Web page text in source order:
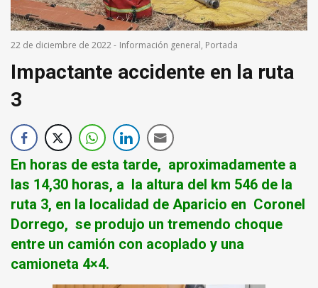
22 de diciembre de 2022- Información general, Portada
Impactante accidente en la ruta
3
En horas de esta tarde, aproximadamente a
las 14,30 horas, a la altura del km 546 de la
ruta 3, en la localidad de Aparicio en Coronel
Dorrego, se produjo un tremendo choque
entre un camión con acoplado y una
camioneta 4×4.